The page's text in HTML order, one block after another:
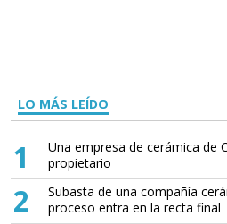
LO MÁS LEÍDO
1
Una empresa de cerámica de
propietario
2
Subasta de una compañía
proceso entra en la recta final